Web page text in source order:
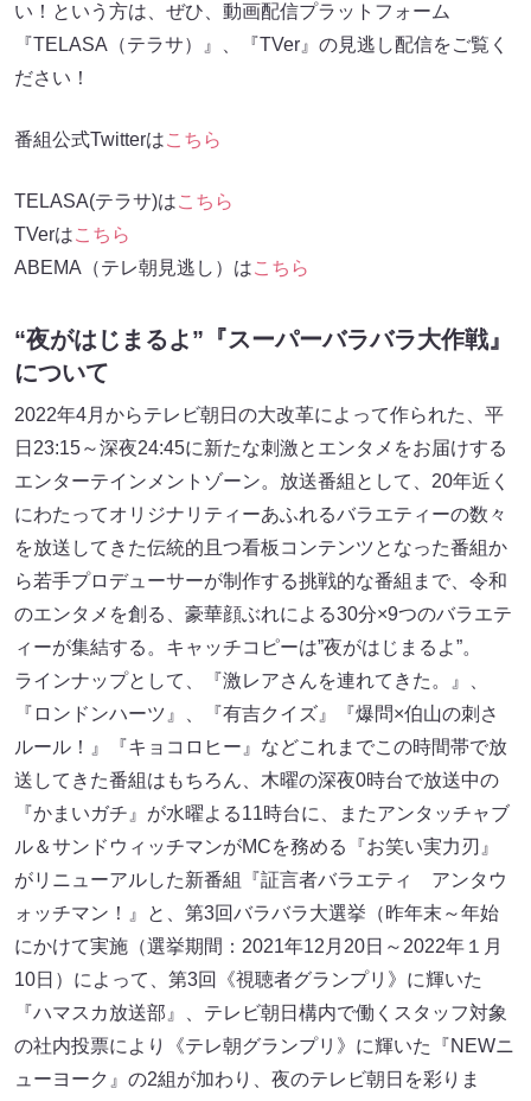
い！という方は、ぜひ、動画配信プラットフォーム
『TELASA（テラサ）』、『TVer』の見逃し配信をご覧く
ださい！
番組公式Twitterはこちら
TELASA(テラサ)はこちら
TVerはこちら
ABEMA（テレ朝見逃し）はこちら
“夜がはじまるよ”『スーパーバラバラ大作戦』
について
2022年4月からテレビ朝日の大改革によって作られた、平
日23:15～深夜24:45に新たな刺激とエンタメをお届けする
エンターテインメントゾーン。放送番組として、20年近く
にわたってオリジナリティーあふれるバラエティーの数々
を放送してきた伝統的且つ看板コンテンツとなった番組か
ら若手プロデューサーが制作する挑戦的な番組まで、令和
のエンタメを創る、豪華顔ぶれによる30分×9つのバラエテ
ィーが集結する。キャッチコピーは”夜がはじまるよ”。
ラインナップとして、『激レアさんを連れてきた。』、
『ロンドンハーツ』、『有吉クイズ』『爆問×伯山の刺さ
ルール！』『キョコロヒー』などこれまでこの時間帯で放
送してきた番組はもちろん、木曜の深夜0時台で放送中の
『かまいガチ』が水曜よる11時台に、またアンタッチャブ
ル＆サンドウィッチマンがMCを務める『お笑い実力刃』
がリニューアルした新番組『証言者バラエティ アンタウ
ォッチマン！』と、第3回バラバラ大選挙（昨年末～年始
にかけて実施（選挙期間：2021年12月20日～2022年１月
10日）によって、第3回《視聴者グランプリ》に輝いた
『ハマスカ放送部』、テレビ朝日構内で働くスタッフ対象
の社内投票により《テレ朝グランプリ》に輝いた『NEWニ
ューヨーク』の2組が加わり、夜のテレビ朝日を彩りま